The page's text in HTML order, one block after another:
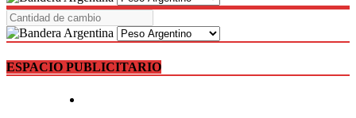
ESPACIO PUBLICITARIO